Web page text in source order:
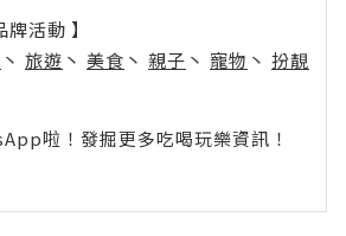
活動 】
丶 旅遊 丶 美食 丶 親子 丶 寵物 丶 扮靚
啦！發掘更多吃喝玩樂資訊！